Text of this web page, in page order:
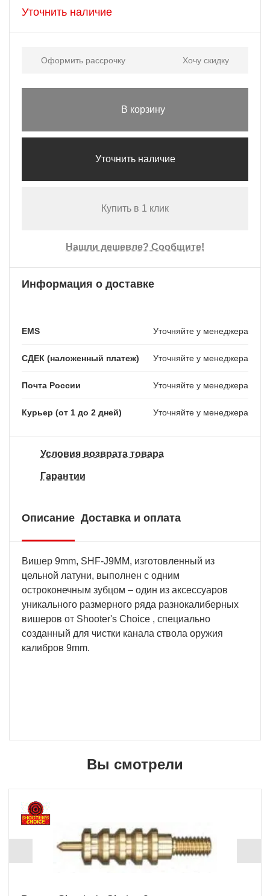
Уточнить наличие
Оформить рассрочку Хочу скидку
В корзину
Уточнить наличие
Купить в 1 клик
Нашли дешевле? Сообщите!
Информация о доставке
EMS Уточняйте у менеджера
СДЕК (наложенный платеж) Уточняйте у менеджера
Почта России Уточняйте у менеджера
Курьер (от 1 до 2 дней) Уточняйте у менеджера
Условия возврата товара
Гарантии
Описание Доставка и оплата
Вишер 9mm, SHF-J9MM, изготовленный из
цельной латуни, выполнен с одним
остроконечным зубцом – один из аксессуаров
уникального размерного ряда разнокалиберных
вишеров от Shooter's Choice , специально
созданный для чистки канала ствола оружия
калибров 9mm.
Вы смотрели